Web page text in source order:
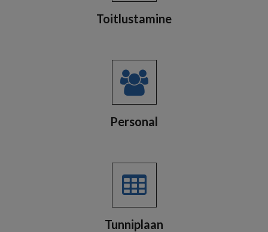
Toitlustamine
Personal
Tunniplaan